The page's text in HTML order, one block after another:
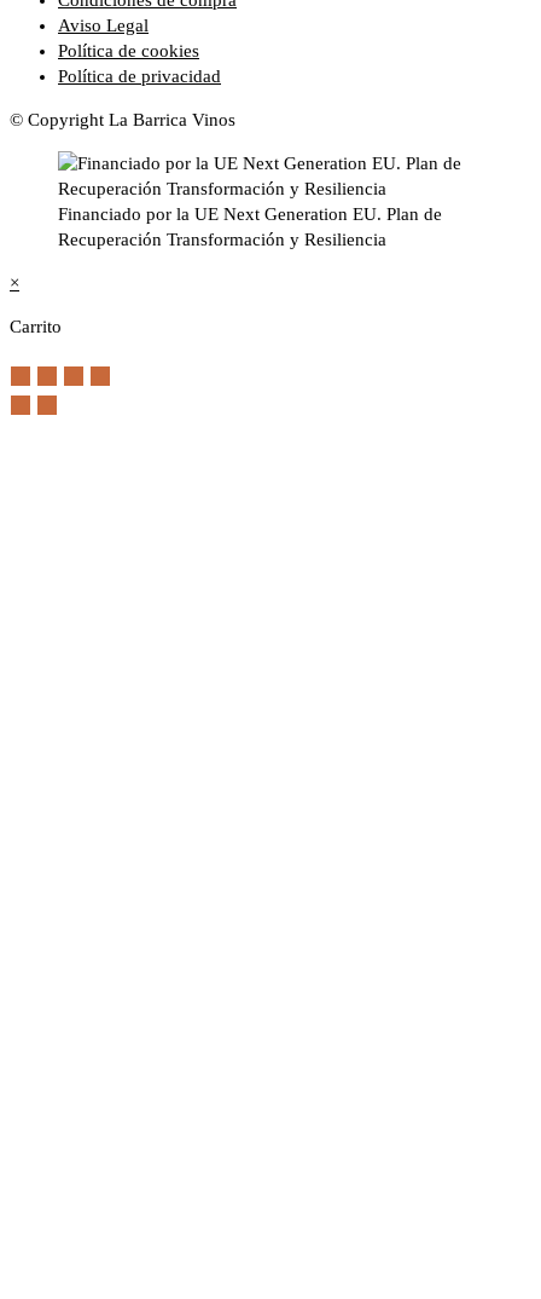
Aviso Legal
Política de cookies
Política de privacidad
© Copyright La Barrica Vinos
Financiado por la UE Next Generation EU. Plan de
Recuperación Transformación y Resiliencia
×
Carrito